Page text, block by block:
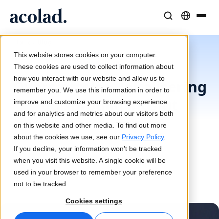
This website stores cookies on your computer.
These cookies are used to collect information about
how you interact with our website and allow us to
remember you. We use this information in order to
improve and customize your browsing experience
and for analytics and metrics about our visitors both
on this website and other media. To find out more
about the cookies we use, see our Privacy Policy.
If you decline, your information won’t be tracked
when you visit this website. A single cookie will be
used in your browser to remember your preference
not to be tracked.
Cookies settings
Oversættelse
AI-hastighed, menneskelig præcision
Tolkning
Problemfri kommunikation overalt
Medier og underholdning
Bring historier til alle skærme
Konsulent- og outsourcingtjenester
Lia Translate
Øjeblikkelige oversættelser på linje med dit brand
Forbindelse
Workflow-integration gjort enkel
Oversættelse af tale i realtid
Kvalitetskontroller drevet af AI
Kundecases
Reelle resultater hos vores kunder
Artikler
Ekspertindsigter i globalt indhold
E-bøger
Indgående guider og strategier
Webinarer on demand
Om Acolad
Bæredygtighed
Partnere
Nyheder
Blogartikler
Oversættelse, lokalisering
og sproglig indsigt